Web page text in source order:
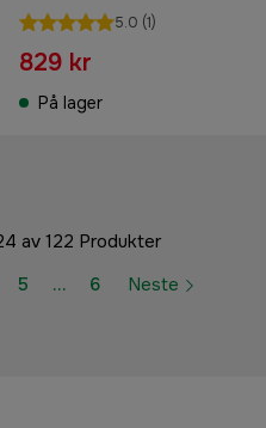
5.0 (1)
829 kr
På lager
av 122 Produkter
5 … 6 Neste